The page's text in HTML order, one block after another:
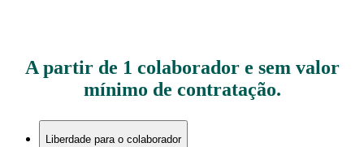
A partir de 1 colaborador e sem valor
mínimo de contratação.
Liberdade para o colaborador